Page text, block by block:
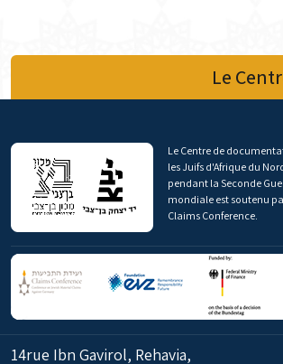
Le
Le Centre de
les Juifs d'Afrique du
pendant la Seconde
mondiale est soutenu
Claims Conference.
14rue Ibn Gavirol, Rehavia,